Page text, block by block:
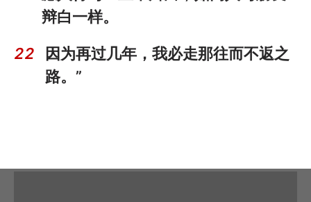
辩白一样。
22
因为再过几年，我必走那往而不返之
路。”